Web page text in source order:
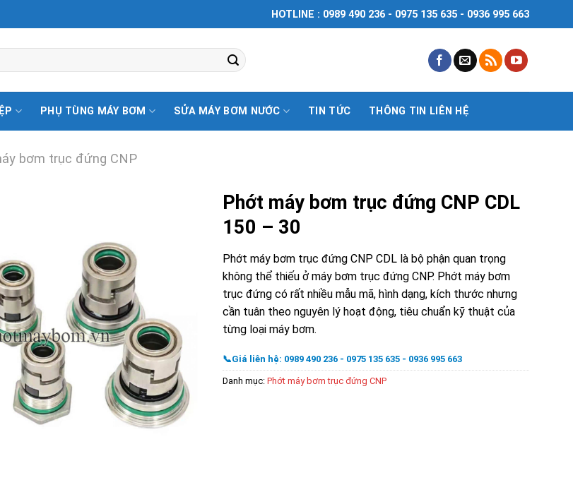
HOTLINE : 0989 490 236 - 0975 135 635 - 0936 995 663
PHỤ TÙNG MÁY BƠM SỬA MÁY BƠM NƯỚC TIN TỨC THÔNG TIN LIÊN HỆ
bơm trục đứng CNP
Phớt máy bơm trục đứng CNP CDL
150 – 30
Phớt máy bơm trục đứng CNP CDL là bộ phận quan trọng
không thể thiếu ở máy bơm trục đứng CNP. Phớt máy bơm
trục đứng có rất nhiều mẫu mã, hình dạng, kích thước nhưng
cần tuân theo nguyên lý hoạt động, tiêu chuẩn kỹ thuật của
từng loại máy bơm.
📞Giá liên hệ: 0989 490 236 - 0975 135 635 - 0936 995 663
Danh mục: Phớt máy bơm trục đứng CNP